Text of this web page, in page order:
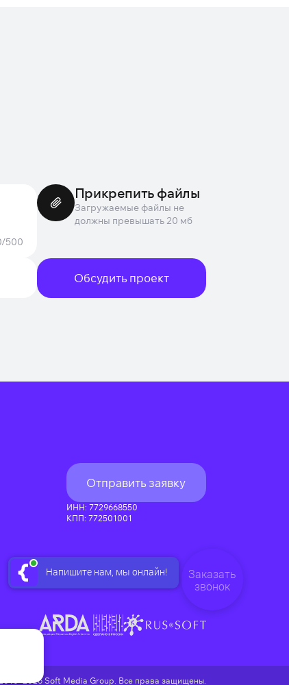
500
Прикрепить файлы
Загружаемые файлы не
должны превышать 20 мб
Обсудить проект
Отправить заявку
ИНН: 7729668550
КПП: 772501001
2026Soft Media Group. Все права защищены.
Заказать
звонок
Напишите нам, мы онлайн!